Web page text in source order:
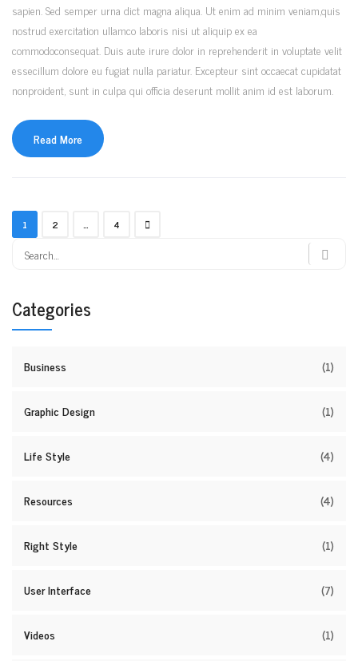
sapien. Sed semper urna dict magna aliqua. Ut enim ad minim veniam,quis
nostrud exercitation ullamco laboris nisi ut aliquip ex ea
commodoconsequat. Duis aute irure dolor in reprehenderit in voluptate velit
essecillum dolore eu fugiat nulla pariatur. Excepteur sint occaecat cupidatat
nonproident, sunt in culpa qui officia deserunt mollit anim id est laborum.
Read More
1 2 … 4
Categories
Business (1)
Graphic Design (1)
Life Style (4)
Resources (4)
Right Style (1)
User Interface (7)
Videos (1)